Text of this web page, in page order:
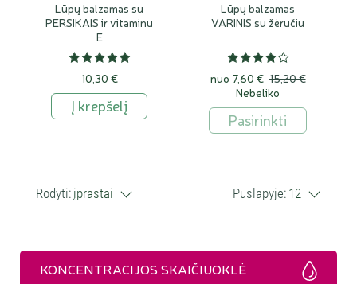
Lūpų balzamas su
PERSIKAIS ir vitaminu
E
10,30 €
Į krepšelį
Lūpų balzamas
VARINIS su žėručiu
nuo 7,60 € 15,20 €
Nebeliko
Pasirinkti
Rodyti: įprastai Puslapyje: 12
KONCENTRACIJOS SKAIČIUOKLĖ